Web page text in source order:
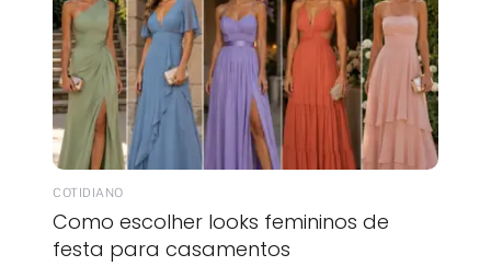
COTIDIANO
Como escolher looks femininos de
festa para casamentos